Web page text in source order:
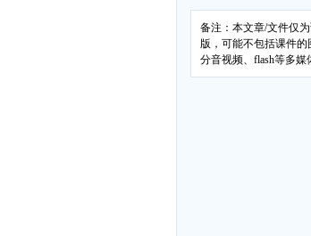
备注：本文章/文件仅
版，可能不包括课件
分音视频、flash等多